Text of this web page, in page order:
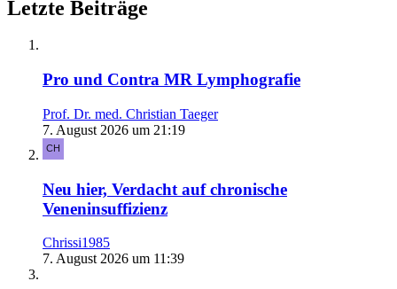
Letzte Beiträge
Pro und Contra MR Lymphografie
Prof. Dr. med. Christian Taeger
7. August 2026 um 21:19
Neu hier, Verdacht auf chronische
Veneninsuffizienz
Chrissi1985
7. August 2026 um 11:39